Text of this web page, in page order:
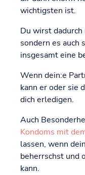
wichtigsten ist.
Du wirst
sondern es auch
insgesamt eine
Wenn dein:e
kann er oder sie
dich erledigen.
Auch
Kondoms mit
lassen, wenn
beherrschst und
kann.